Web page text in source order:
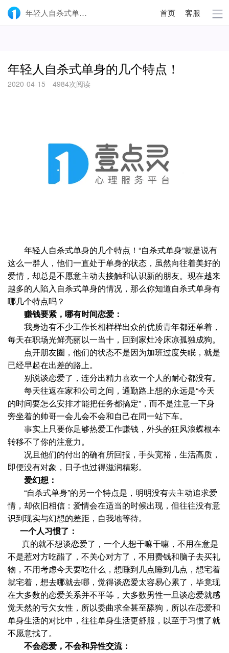
年轻人自杀式单身的几个特点！-壹点灵 首页 客服
年轻人自杀式单身的几个特点！
2020-04-15 4984次阅读
年轻人自杀式单身的几个特点！“自杀式单身”就是说有
这么一群人，他们一直处于单身的状态，虽然向往着美好的
爱情，却总是不愿意主动去接触和认识新的朋友。现在越来
越多的人陷入自杀式单身的情况，那么你知道自杀式单身有
哪几个特点吗？
赚钱要紧，哪有时间恋爱：
我身边有不少工作长相样样出众的优质青年都还单着，
每天在职场光鲜亮丽以一当十，回到家灶冷床凉孤独成狗。
点开朋友圈，他们的状态不是因为加班过度失眠，就是
已经早起在出差的路上。
别说谈恋爱了，连分出精力喜欢一个人的耐心都没有。
每天往返在家和公司之间，通勤路上想的永远是“今天
的时间要怎么安排才能把任务都搞定”，而不是注意一下身
旁坐着的帅哥一会儿会不会和自己在同一站下车。
事实上只要你足够热爱工作赚钱，外头的狂风浪蝶根本
转移不了你的注意力。
况且他们的付出的确有所回报，手头宽裕，生活高质，
即便没有对象，日子也过得滋润精彩。
爱幻想：
“自杀式单身”的另一个特点是，明明没有去主动追求爱
情，却依旧相信：爱情会在适当的时候出现，但往往没有意
识到现实与幻想的差距，自我地等待。
一个人习惯了：
真的就不想谈恋爱了，一个人想干嘛干嘛，不用在意是
不是惹对方吃醋了，不关心对方了，不用费钱和脑子去买礼
物，不用考虑今天要吃什么，想睡到几点睡到几点，想宅着
就宅着，想去哪就去哪，觉得谈恋爱太容易心累了，毕竟现
在大多数的恋爱关系并不平等，大多数男性一旦谈恋爱就感
觉天然的亏欠女性，所以委曲求全甚至舔狗，所以在恋爱和
单身生活的对比中，往往单身生活更舒服，以至于习惯了就
不愿意找了。
不会恋爱，不会和异性交流：